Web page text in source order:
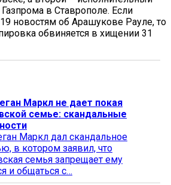
в Ставрополе. Если
новостям об Арашукове Рауле, то
обвиняется в хищении 31
Маркл не дает покая
семье: скандальные
Маркл дал скандальное
в котором заявил, что
семья запрещает ему
и общаться с…